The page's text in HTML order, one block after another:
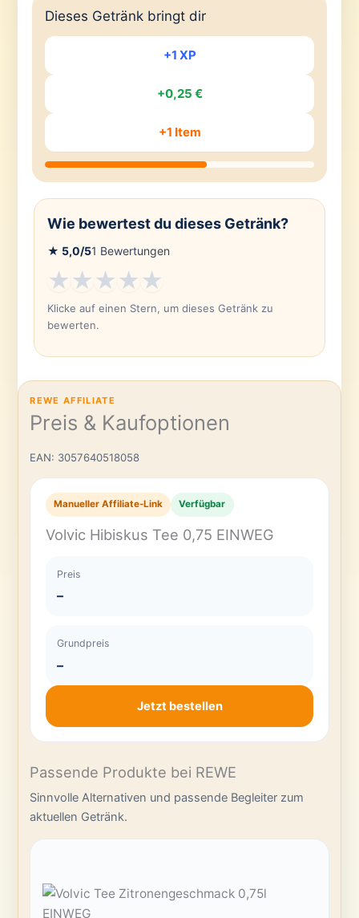
Dieses Getränk bringt dir
+1 XP
+0,25 €
+1 Item
Wie bewertest du dieses Getränk?
★ 5,0/51 Bewertungen
★★★★★
Klicke auf einen Stern, um dieses Getränk zu
bewerten.
REWE AFFILIATE
Preis & Kaufoptionen
EAN: 3057640518058
Manueller Affiliate-Link Verfügbar
Volvic Hibiskus Tee 0,75 EINWEG
Preis
–
Grundpreis
–
Jetzt bestellen
Passende Produkte bei REWE
Sinnvolle Alternativen und passende Begleiter zum
aktuellen Getränk.